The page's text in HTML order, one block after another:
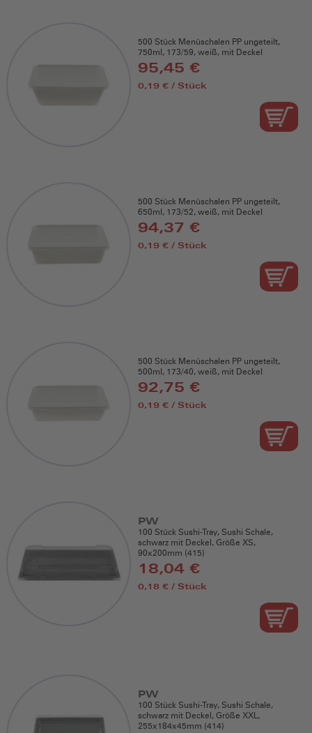
500 Stück Menüschalen PP ungeteilt,
750ml, 173/59, weiß, mit Deckel
95,45 €
0,19 € / Stück
500 Stück Menüschalen PP ungeteilt,
650ml, 173/52, weiß, mit Deckel
94,37 €
0,19 € / Stück
500 Stück Menüschalen PP ungeteilt,
500ml, 173/40, weiß, mit Deckel
92,75 €
0,19 € / Stück
PW
100 Stück Sushi-Tray, Sushi Schale,
schwarz mit Deckel, Größe XS,
90x200mm (415)
18,04 €
0,18 € / Stück
PW
100 Stück Sushi-Tray, Sushi Schale,
schwarz mit Deckel, Größe XXL,
255x184x45mm (414)